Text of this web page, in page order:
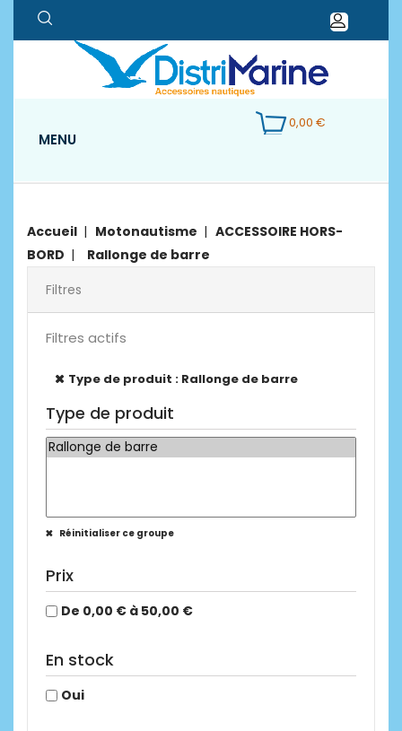
0,00 €
MENU
Accueil Motonautisme
ACCESSOIRE HORS-
BORD
Rallonge de barre
Filtres
Filtres actifs
Type de produit : Rallonge de barre
Type de produit
Réinitialiser ce groupe
Prix
De 0,00 € à 50,00 €
En stock
Oui